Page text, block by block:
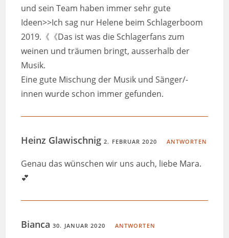
und sein Team haben immer sehr gute
Ideen>>Ich sag nur Helene beim Schlagerboom
2019.《《Das ist was die Schlagerfans zum
weinen und träumen bringt, ausserhalb der
Musik.
Eine gute Mischung der Musik und Sänger/-
innen wurde schon immer gefunden.
Heinz Glawischnig2. FEBRUAR 2020 ANTWORTEN
Genau das wünschen wir uns auch, liebe Mara.
💕
Bianca30. JANUAR 2020 ANTWORTEN